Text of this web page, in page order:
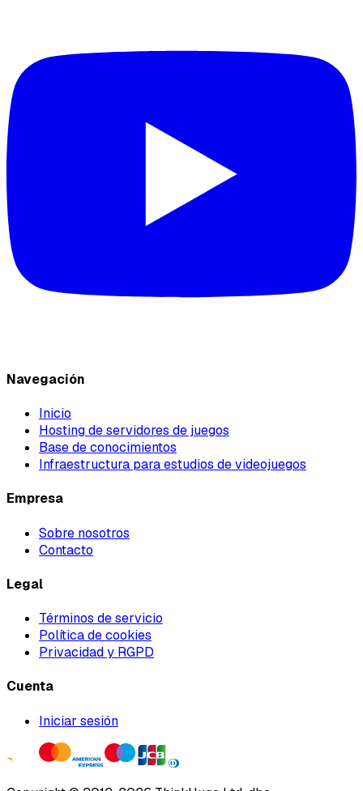
Navegación
Inicio
Hosting de servidores de juegos
Base de conocimientos
Infraestructura para estudios de videojuegos
Empresa
Sobre nosotros
Contacto
Legal
Términos de servicio
Política de cookies
Privacidad y RGPD
Cuenta
Iniciar sesión